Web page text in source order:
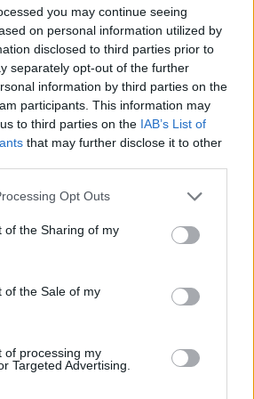
you may continue seeing
on personal information utilized by
disclosed to third parties prior to
separately opt-out of the further
information by third parties on the
participants. This information may
to third parties on the IAB’s List of
that may further disclose it to other
Opt Outs
of the Sharing of my
of the Sale of my
of processing my
Targeted Advertising.
sojas mērces
sulas.
brokoli un papriku,
līdz tas kļūst caurspīdīgs.
saglabā kraukšķīgumu.